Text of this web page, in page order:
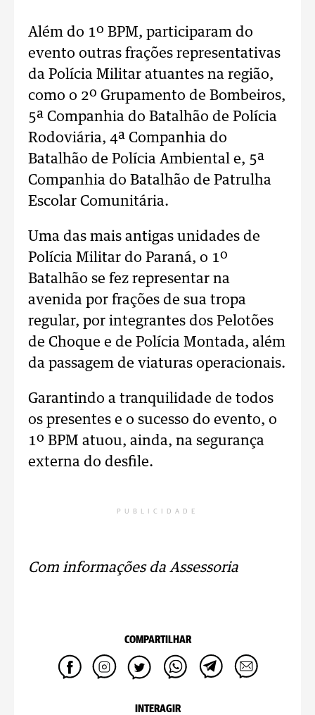
Além do 1º BPM, participaram do
evento outras frações representativas
da Polícia Militar atuantes na região,
como o 2º Grupamento de Bombeiros,
5ª Companhia do Batalhão de Polícia
Rodoviária, 4ª Companhia do
Batalhão de Polícia Ambiental e, 5ª
Companhia do Batalhão de Patrulha
Escolar Comunitária.
Uma das mais antigas unidades de
Polícia Militar do Paraná, o 1º
Batalhão se fez representar na
avenida por frações de sua tropa
regular, por integrantes dos Pelotões
de Choque e de Polícia Montada, além
da passagem de viaturas operacionais.
Garantindo a tranquilidade de todos
os presentes e o sucesso do evento, o
1º BPM atuou, ainda, na segurança
externa do desfile.
PUBLICIDADE
Com informações da Assessoria
COMPARTILHAR
INTERAGIR